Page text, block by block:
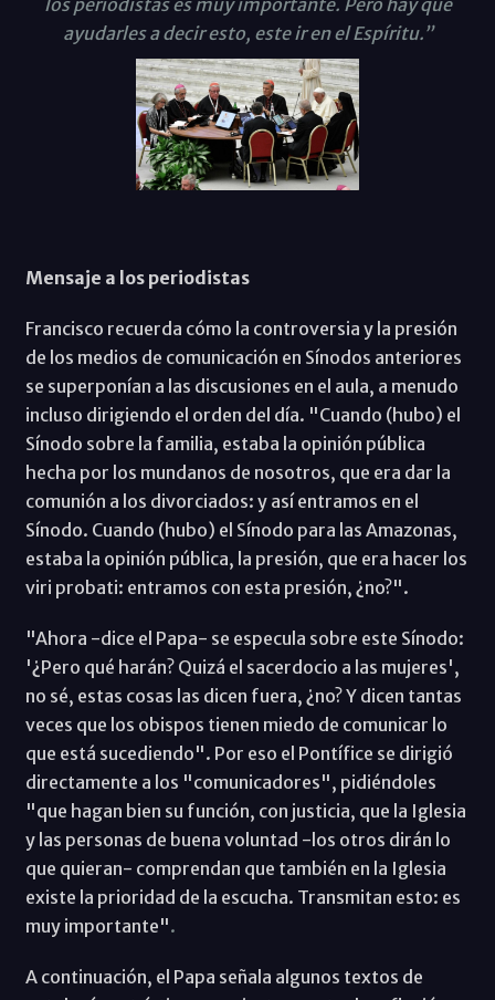
los periodistas es muy importante. Pero hay que
ayudarles a decir esto, este ir en el Espíritu.”
Mensaje a los periodistas
Francisco recuerda cómo la controversia y la presión
de los medios de comunicación en Sínodos anteriores
se superponían a las discusiones en el aula, a menudo
incluso dirigiendo el orden del día. "Cuando (hubo) el
Sínodo sobre la familia, estaba la opinión pública
hecha por los mundanos de nosotros, que era dar la
comunión a los divorciados: y así entramos en el
Sínodo. Cuando (hubo) el Sínodo para las Amazonas,
estaba la opinión pública, la presión, que era hacer los
viri probati: entramos con esta presión, ¿no?".
"Ahora -dice el Papa- se especula sobre este Sínodo:
'¿Pero qué harán? Quizá el sacerdocio a las mujeres',
no sé, estas cosas las dicen fuera, ¿no? Y dicen tantas
veces que los obispos tienen miedo de comunicar lo
que está sucediendo". Por eso el Pontífice se dirigió
directamente a los "comunicadores", pidiéndoles
"que hagan bien su función, con justicia, que la Iglesia
y las personas de buena voluntad -los otros dirán lo
que quieran- comprendan que también en la Iglesia
existe la prioridad de la escucha. Transmitan esto: es
muy importante".
A continuación, el Papa señala algunos textos de